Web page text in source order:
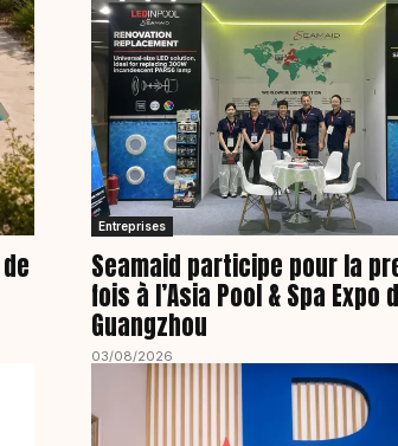
Entreprises
Seamaid participe pour la
fois à l’Asia Pool & Spa Expo
Guangzhou
03/08/2026